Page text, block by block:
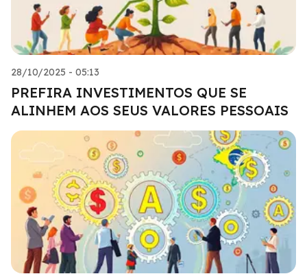
28/10/2025 - 05:13
PREFIRA INVESTIMENTOS QUE SE
ALINHEM AOS SEUS VALORES PESSOAIS